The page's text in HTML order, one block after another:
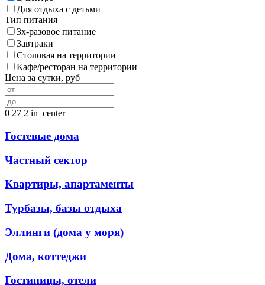
Для отдыха с детьми
Тип питания
3х-разовое питание
Завтраки
Столовая на территории
Кафе/ресторан на территории
Цена за сутки, руб
0 27 2 in_center
Гостевые дома
Частный сектор
Квартиры, апартаменты
Турбазы, базы отдыха
Эллинги (дома у моря)
Дома, коттеджи
Гостиницы, отели